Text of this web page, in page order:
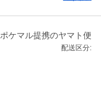
ポケマル提携のヤマト便
配送区分: